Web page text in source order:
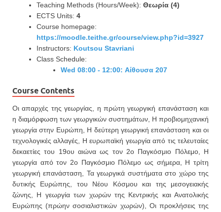
Teaching Methods (Hours/Week): Θεωρία (4)
ECTS Units: 4
Course homepage:
https://moodle.teithe.gr/course/view.php?id=3927
Instructors: Koutsou Stavriani
Class Schedule:
Wed 08:00 - 12:00: Αίθουσα 207
Course Contents
Οι απαρχές της γεωργίας, η πρώτη γεωργική επανάσταση και
η διαμόρφωση των γεωργικών συστημάτων, Η προβιομηχανική
γεωργία στην Ευρώπη, Η δεύτερη γεωργική επανάσταση και οι
τεχνολογικές αλλαγές, Η ευρωπαϊκή γεωργία από τις τελευταίες
δεκαετίες του 19ου αιώνα ως τον 2ο Παγκόσμιο Πόλεμο, Η
γεωργία από τον 2ο Παγκόσμιο Πόλεμο ως σήμερα, Η τρίτη
γεωργική επανάσταση, Τα γεωργικά συστήματα στο χώρο της
δυτικής Ευρώπης, του Νέου Κόσμου και της μεσογειακής
ζώνης, Η γεωργία των χωρών της Κεντρικής και Ανατολικής
Ευρώπης (πρώην σοσιαλιστικών χωρών), Οι προκλήσεις της